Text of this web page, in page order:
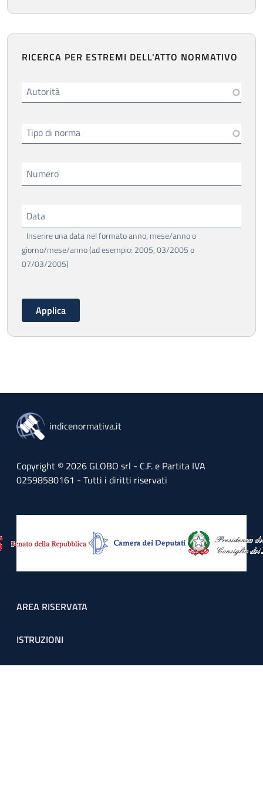
RICERCA PER ESTREMI DELL'ATTO NORMATIVO
Autorità
Tipo di norma
Numero
Data
Inserire una data nel formato anno, mese/anno o
giorno/mese/anno (ad esempio: 2005, 03/2005 o
07/03/2005)
indicenormativa.it
Copyright © 2026 GLOBO srl - C.F. e Partita IVA
02598580161 - Tutti i diritti riservati
Footer menu
AREA RISERVATA
ISTRUZIONI